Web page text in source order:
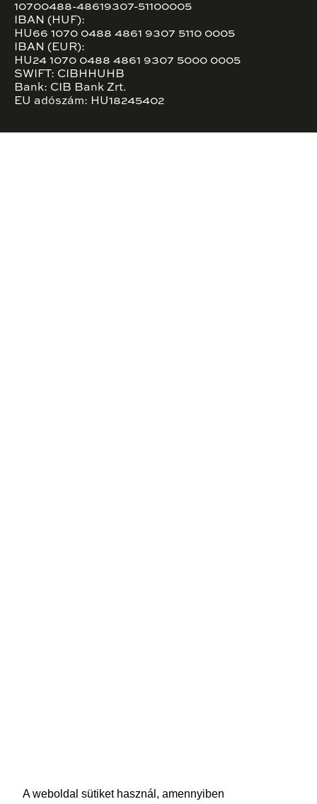
A weboldal sütiket használ, amennyiben
10700488-48619307-51100005
IBAN (HUF):
HU66 1070 0488 4861 9307 5110 0005
IBAN (EUR):
HU24 1070 0488 4861 9307 5000 0005
SWIFT: CIBHHUHB
Bank: CIB Bank Zrt.
EU adószám: HU18245402